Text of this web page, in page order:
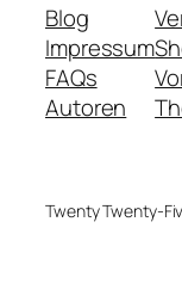
Blog
Impressum
FAQs
Autoren
Twenty Twenty-